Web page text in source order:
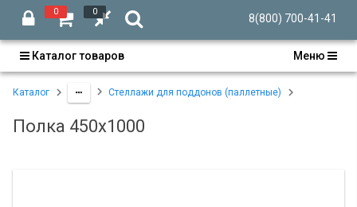
0 0
8(800) 700-41-41
Каталог товаров Меню
Каталог Стеллажи для поддонов (паллетные)
Полка 450х1000